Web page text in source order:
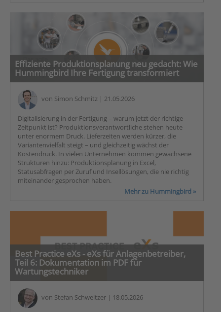
Effiziente Produktionsplanung neu gedacht: Wie
Hummingbird Ihre Fertigung transformiert
von Simon Schmitz | 21.05.2026
Digitalisierung in der Fertigung – warum jetzt der richtige
Zeitpunkt ist? Produktionsverantwortliche stehen heute
unter enormem Druck. Lieferzeiten werden kürzer, die
Variantenvielfalt steigt – und gleichzeitig wächst der
Kostendruck. In vielen Unternehmen kommen gewachsene
Strukturen hinzu: Produktionsplanung in Excel,
Statusabfragen per Zuruf und Insellösungen, die nie richtig
miteinander gesprochen haben.
Mehr zu Hummingbird »
Best Practice eXs - eXs für Anlagenbetreiber,
Teil 6: Dokumentation im PDF für
Wartungstechniker
von Stefan Schweitzer | 18.05.2026